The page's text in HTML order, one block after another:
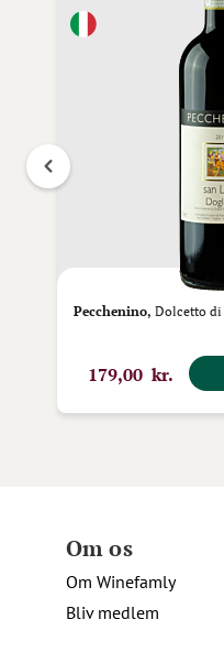
Pecchenino, Dolcetto di
179,00 kr.
Om os
Om Winefamly
Bliv medlem